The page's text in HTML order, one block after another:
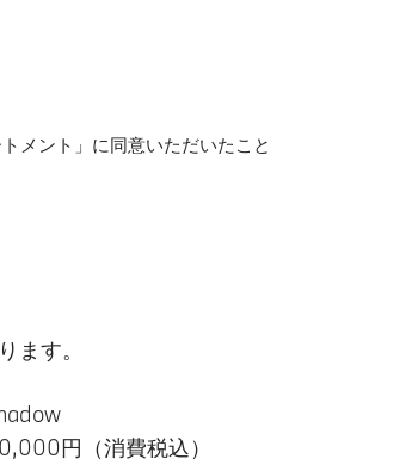
メント」に同意いただいたこと
す。
円（消費税込）